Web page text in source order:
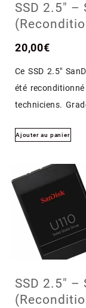
SSD 2.5″ –
20,00€
Ce SSD 2.5″
été
techniciens.
Ajouter au panier
SSD 2.5″